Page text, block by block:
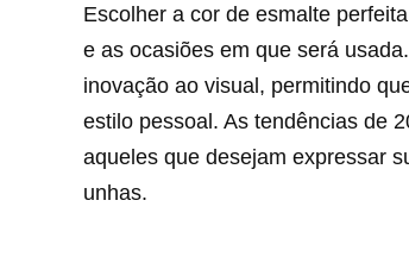
Escolher a cor de esmalte
e as ocasiões em que será
inovação ao visual, permitindo
estilo pessoal. As tendências de
aqueles que desejam expressar
unhas.